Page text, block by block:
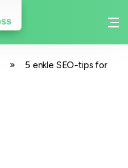
»
5 enkle SEO-tips for